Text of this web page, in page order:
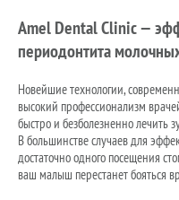
Amel Dental Clinic —
периодонтита
Новейшие технологии,
высокий профессионализм
быстро и безболезненно лечить
В большинстве случаев для
достаточно одного посещения
ваш малыш перестанет бояться